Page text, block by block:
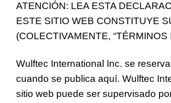
ATENCIÓN: LEA ESTA
ESTE SITIO WEB CONSTITUYE
(COLECTIVAMENTE,
Wulftec International Inc. se
cuando se publica aquí. Wulftec
sitio web puede ser supervisado